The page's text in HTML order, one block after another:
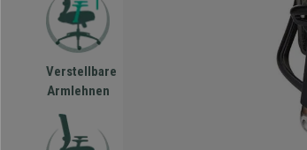
Verstellbare
Armlehnen